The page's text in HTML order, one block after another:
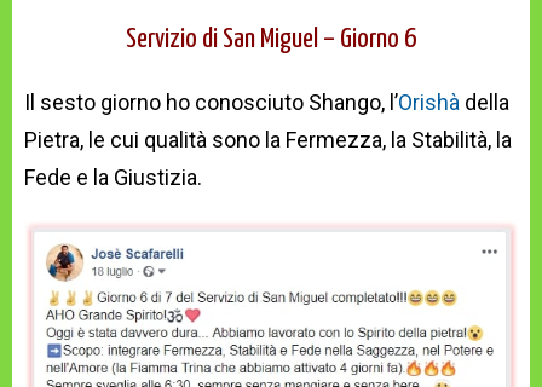
Servizio di San Miguel – Giorno 6
Il sesto giorno ho conosciuto Shango, l’Orishà della
Pietra, le cui qualità sono la Fermezza, la Stabilità, la
Fede e la Giustizia.